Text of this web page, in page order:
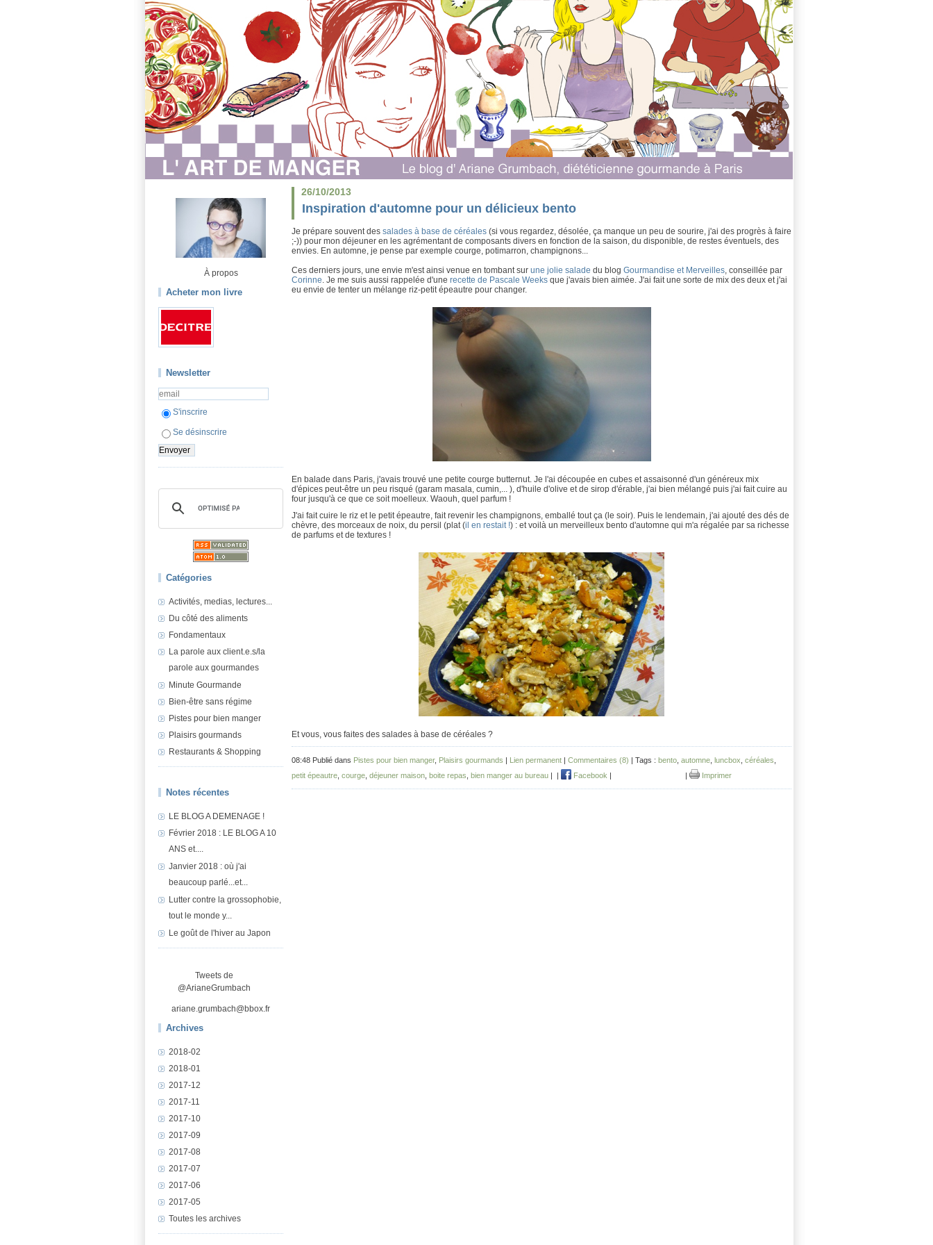
À propos
Acheter mon livre
Newsletter
S'inscrire
Se désinscrire
Catégories
Activités, medias, lectures...
Du côté des aliments
Fondamentaux
La parole aux client.e.s/la
parole aux gourmandes
Minute Gourmande
Bien-être sans régime
Pistes pour bien manger
Plaisirs gourmands
Restaurants & Shopping
Notes récentes
LE BLOG A DEMENAGE !
Février 2018 : LE BLOG A 10
ANS et....
Janvier 2018 : où j'ai
beaucoup parlé...et...
Lutter contre la grossophobie,
tout le monde y...
Le goût de l'hiver au Japon
Tweets de
@ArianeGrumbach
ariane.grumbach@bbox.fr
Archives
2018-02
2018-01
2017-12
2017-11
2017-10
2017-09
2017-08
2017-07
2017-06
2017-05
Toutes les archives
26/10/2013
Inspiration d'automne pour un délicieux bento
Je prépare souvent des salades à base de céréales (si vous regardez, désolée, ça manque un peu de sourire, j'ai des progrès à faire
;-)) pour mon déjeuner en les agrémentant de composants divers en fonction de la saison, du disponible, de restes éventuels, des
envies. En automne, je pense par exemple courge, potimarron, champignons...
Ces derniers jours, une envie m'est ainsi venue en tombant sur une jolie salade du blog Gourmandise et Merveilles, conseillée par
Corinne. Je me suis aussi rappelée d'une recette de Pascale Weeks que j'avais bien aimée. J'ai fait une sorte de mix des deux et j'ai
eu envie de tenter un mélange riz-petit épeautre pour changer.
En balade dans Paris, j'avais trouvé une petite courge butternut. Je l'ai découpée en cubes et assaisonné d'un généreux mix
d'épices peut-être un peu risqué (garam masala, cumin,... ), d'huile d'olive et de sirop d'érable, j'ai bien mélangé puis j'ai fait cuire au
four jusqu'à ce que ce soit moelleux. Waouh, quel parfum !
J'ai fait cuire le riz et le petit épeautre, fait revenir les champignons, emballé tout ça (le soir). Puis le lendemain, j'ai ajouté des dés de
chèvre, des morceaux de noix, du persil (plat (il en restait !) : et voilà un merveilleux bento d'automne qui m'a régalée par sa richesse
de parfums et de textures !
Et vous, vous faites des salades à base de céréales ?
08:48 Publié dans Pistes pour bien manger, Plaisirs gourmands | Lien permanent | Commentaires (8) | Tags : bento automne luncbox céréales
petit épeautre courge déjeuner maison boite repas bien manger au bureau | | Facebook | | Imprimer